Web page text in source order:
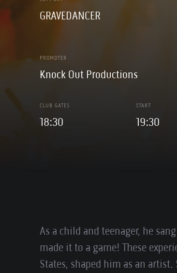
GRAVEDANCER
PROMOTER
Knock Out Productions
CLUB GATES
18:30
START
19:30
As a child and teenager, he
made it to a game! These
States, shaped him as an